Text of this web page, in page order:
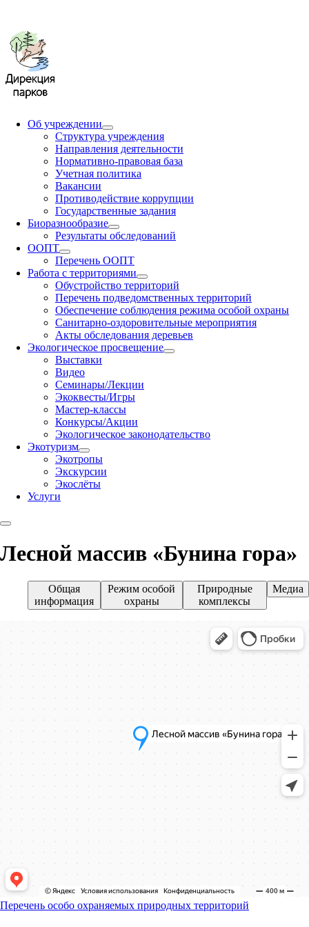
Об учреждении
Структура учреждения
Направления деятельности
Нормативно-правовая база
Учетная политика
Вакансии
Противодействие коррупции
Государственные задания
Биоразнообразие
Результаты обследований
ООПТ
Перечень ООПТ
Работа с территориями
Обустройство территорий
Перечень подведомственных территорий
Обеспечение соблюдения режима особой охраны
Санитарно-оздоровительные мероприятия
Акты обследования деревьев
Экологическое просвещение
Выставки
Видео
Семинары/Лекции
Экоквесты/Игры
Мастер-классы
Конкурсы/Акции
Экологическое законодательство
Экотуризм
Экотропы
Экскурсии
Экослёты
Услуги
Лесной массив «Бунина гора»
Общая
информация
Режим особой
охраны
Природные
комплексы
Медиа
Перечень особо охраняемых природных территорий